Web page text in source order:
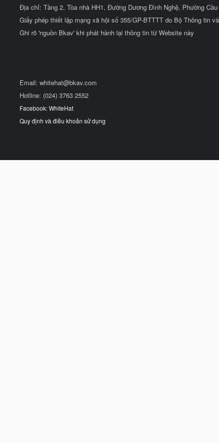
Địa chỉ: Tầng 2, Tòa nhà HH1, Đường Dương Đình Nghệ, Phường
Giấy phép thiết lập mạng xã hội số 355/GP-BTTTT do Bộ Thông tin
Ghi rõ 'nguồn Bkav' khi phát hành lại thông tin từ Website này
Email: whitehat@bkav.com
Hotline: (024) 3763 2552
Facebook: WhiteHat
Quy định và điều khoản sử dụng